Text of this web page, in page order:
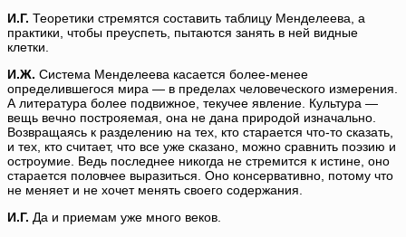
И.Г. Теоретики стремятся составить таблицу Менделеева, а
практики, чтобы преуспеть, пытаются занять в ней видные
клетки.
И.Ж. Система Менделеева касается более-менее
определившегося мира — в пределах человеческого измерения.
А литература более подвижное, текучее явление. Культура —
вещь вечно построяемая, она не дана природой изначально.
Возвращаясь к разделению на тех, кто старается что-то сказать,
и тех, кто считает, что все уже сказано, можно сравнить поэзию и
остроумие. Ведь последнее никогда не стремится к истине, оно
старается половчее выразиться. Оно консервативно, потому что
не меняет и не хочет менять своего содержания.
И.Г. Да и приемам уже много веков.